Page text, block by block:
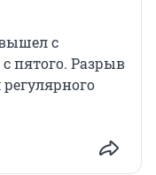
с
с пятого. Разрыв